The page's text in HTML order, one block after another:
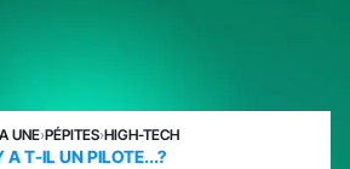
UNE›PÉPITES›HIGH-TECH
A T-IL UN PILOTE...?